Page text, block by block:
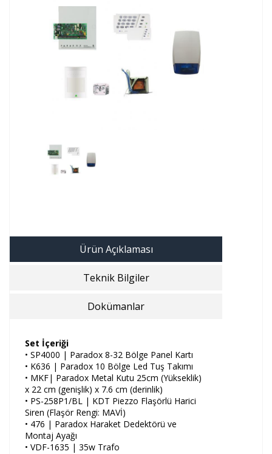
Ürün Açıklaması
Teknik Bilgiler
Dokümanlar
Set İçeriği
• SP4000 | Paradox 8-32 Bölge Panel Kartı
• K636 | Paradox 10 Bölge Led Tuş Takımı
• MKF| Paradox Metal Kutu 25cm (Yükseklik)
x 22 cm (genişlik) x 7.6 cm (derinlik)
• PS-258P1/BL | KDT Piezzo Flaşörlü Harici
Siren (Flaşör Rengi: MAVİ)
• 476 | Paradox Haraket Dedektörü ve
Montaj Ayağı
• VDF-1635 | 35w Trafo